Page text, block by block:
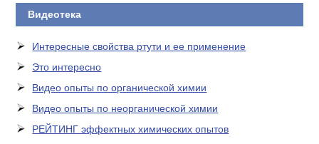
Видеотека
Интересные свойства ртути и ее применение
Это интересно
Видео опыты по органической химии
Видео опыты по неорганической химии
РЕЙТИНГ эффектных химических опытов